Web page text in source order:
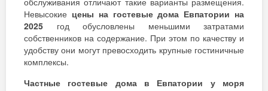
Невысокие цены на гостевые дома Евпатории на
2025 год обусловлены меньшими затратами
собственников на содержание. При этом по качеству и
удобству они могут превосходить крупные гостиничные
комплексы.
Частные гостевые дома в Евпатории у моря